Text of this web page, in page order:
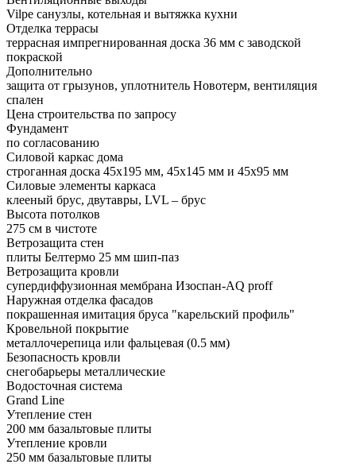
Vilpe санузлы, котельная и вытяжка кухни
Отделка террасы
террасная импрегнированная доска 36 мм с заводской
покраской
Дополнительно
защита от грызунов, уплотнитель Новотерм, вентиляция
спален
Цена строительства по запросу
Фундамент
по согласованию
Силовой каркас дома
строганная доска 45х195 мм, 45х145 мм и 45х95 мм
Силовые элементы каркаса
клееный брус, двутавры, LVL – брус
Высота потолков
275 см в чистоте
Ветрозащита стен
плиты Белтермо 25 мм шип-паз
Ветрозащита кровли
супердиффузионная мембрана Изоспан-AQ proff
Наружная отделка фасадов
покрашенная имитация бруса "карельский профиль"
Кровельной покрытие
металлочерепица или фальцевая (0.5 мм)
Безопасность кровли
снегобарьеры металлические
Водосточная система
Grand Line
Утепление стен
200 мм базальтовые плиты
Утепление кровли
250 мм базальтовые плиты